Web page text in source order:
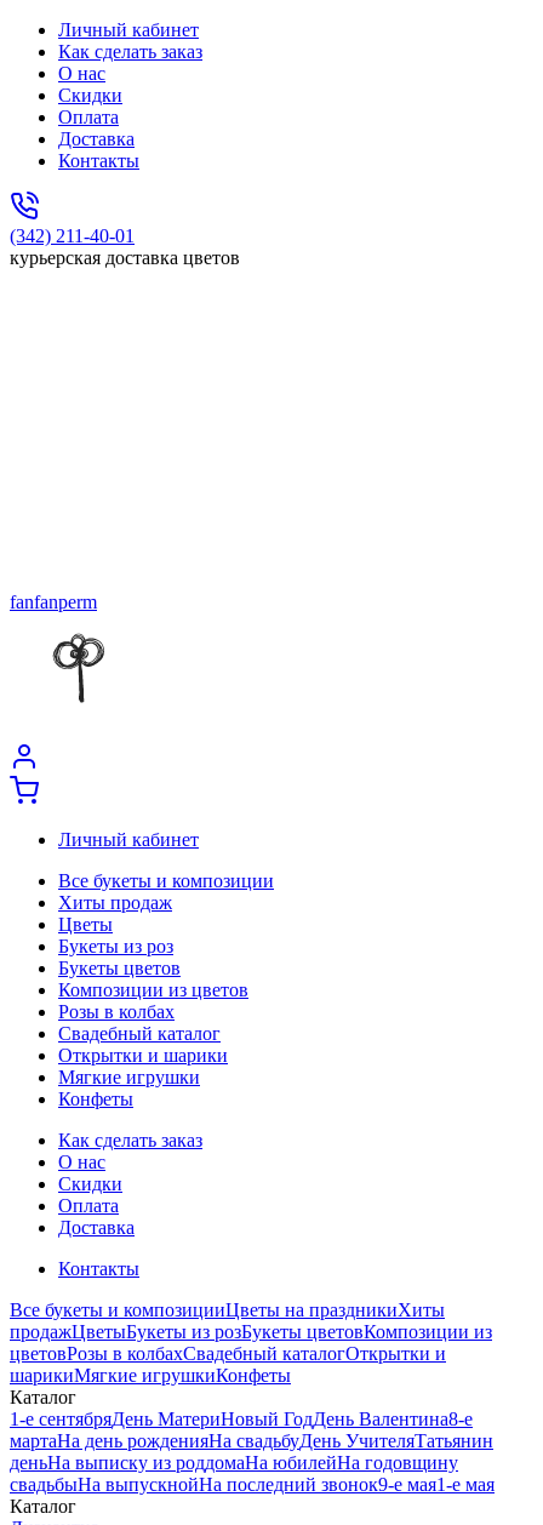
Личный кабинет
Как сделать заказ
О нас
Скидки
Оплата
Доставка
Контакты
(342) 211-40-01
курьерская доставка цветов
fanfanperm
Личный кабинет
Все букеты и композиции
Хиты продаж
Цветы
Букеты из роз
Букеты цветов
Композиции из цветов
Розы в колбах
Свадебный каталог
Открытки и шарики
Мягкие игрушки
Конфеты
Как сделать заказ
О нас
Скидки
Оплата
Доставка
Контакты
Все букеты и композицииЦветы на праздникиХиты
продажЦветыБукеты из розБукеты цветовКомпозиции из
цветовРозы в колбахСвадебный каталогОткрытки и
шарикиМягкие игрушкиКонфеты
Каталог
1-е сентябряДень МатериНовый ГодДень Валентина8-е
мартаНа день рожденияНа свадьбуДень УчителяТатьянин
деньНа выписку из роддомаНа юбилейНа годовщину
свадьбыНа выпускнойНа последний звонок9-е мая1-е мая
Каталог